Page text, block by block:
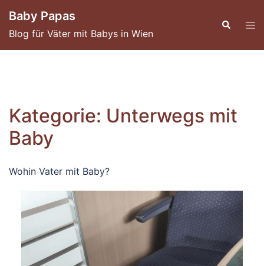
content
Baby Papas
Blog für Väter mit Babys in Wien
Kategorie: Unterwegs mit
Baby
Wohin Vater mit Baby?